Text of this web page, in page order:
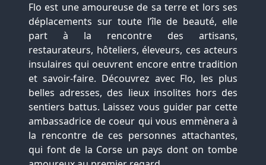
Flo est une amoureuse de sa terre et lors ses
déplacements sur toute l’île de beauté, elle
part à la rencontre des artisans,
restaurateurs, hôteliers, éleveurs, ces acteurs
insulaires qui oeuvrent encore entre tradition
et savoir-faire. Découvrez avec Flo, les plus
belles adresses, des lieux insolites hors des
sentiers battus. Laissez vous guider par cette
ambassadrice de coeur qui vous emmènera à
la rencontre de ces personnes attachantes,
qui font de la Corse un pays dont on tombe